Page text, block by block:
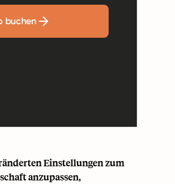
buchen
Einstellungen zum
anzupassen,